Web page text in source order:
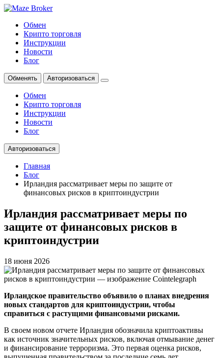
Обмен
Крипто торговля
Инструкции
Новости
Блог
Обменять Авторизоваться
Обмен
Крипто торговля
Инструкции
Новости
Блог
Авторизоваться
Главная
Блог
Ирландия рассматривает меры по защите от
финансовых рисков в криптоиндустрии
Ирландия рассматривает меры по
защите от финансовых рисков в
криптоиндустрии
18 июня 2026
Ирландское правительство объявило о планах внедрения
новых стандартов для криптоиндустрии, чтобы
справиться с растущими финансовыми рисками.
В своем новом отчете Ирландия обозначила криптоактивы
как источник значительных рисков, включая отмывание денег
и финансирование терроризма. Это первая оценка рисков,